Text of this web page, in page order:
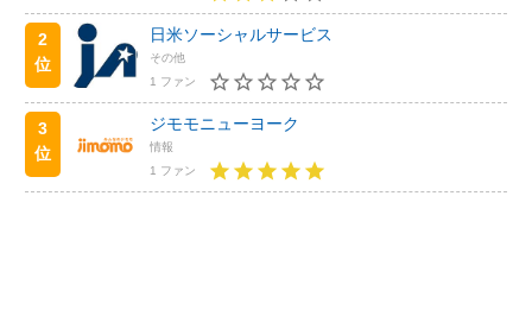
2
位
日米ソーシャルサービス
その他
1 ファン
3
位
ジモモニューヨーク
情報
1 ファン